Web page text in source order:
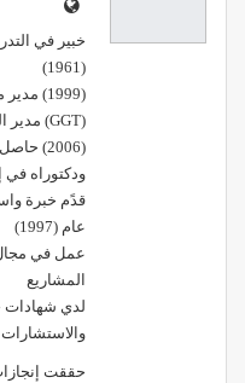
خبير في
(1961)
(1999) مدير مركز الرشيد للتدريب الإبداعي
(GGT) مدير المجموعة العالمية للتدريب
(2006) حاصل على دكتوراه في اللغة العربية
ودكتوراه في
قدًم خبرة
عام (1997)
عمل في مجال
المشاريع
لدي شهادات
والاستشارات
حققت